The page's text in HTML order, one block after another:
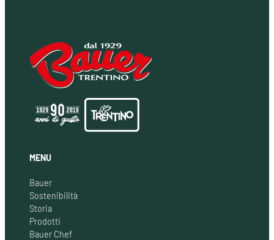
MENU
Bauer
Sostenibilità
Storia
Prodotti
Bauer Chef